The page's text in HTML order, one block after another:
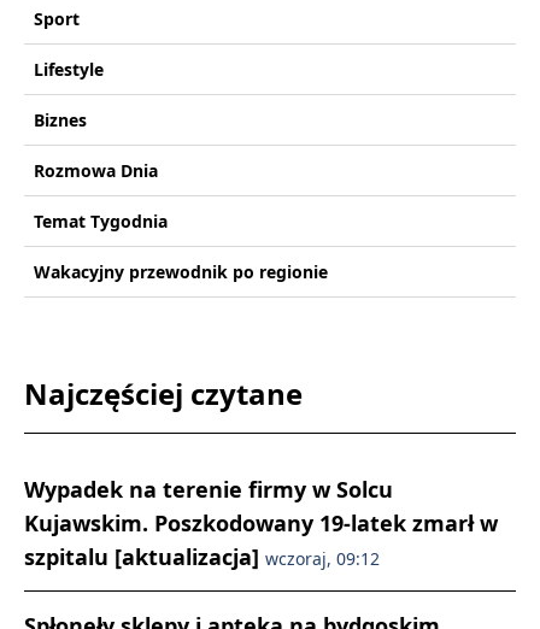
Sport
Lifestyle
Biznes
Rozmowa Dnia
Temat Tygodnia
Wakacyjny przewodnik po regionie
Najczęściej czytane
Wypadek na terenie firmy w Solcu
Kujawskim. Poszkodowany 19-latek zmarł w
szpitalu [aktualizacja] wczoraj, 09:12